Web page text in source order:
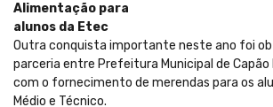
Alimentação para
alunos da Etec
Outra conquista importante neste ano foi
parceria entre Prefeitura Municipal de
com o fornecimento de merendas para os
Médio e Técnico.